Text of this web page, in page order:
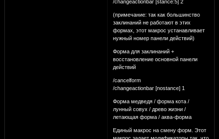
/changeactionbar [stance:5] 2
(примечание: так как большинство
заклинаний не работают в этих
формах, этот макрос устанавливает
нужный номер панели действий)
Форма для заклинаний +
восстановление основной панели
действий
/cancelform
/changeactionbar [nostance] 1
Форма медведя / форма кота /
лунный совух / древо жизни /
летающая форма / аква-форма
Единый макрос на смену форм. Этот